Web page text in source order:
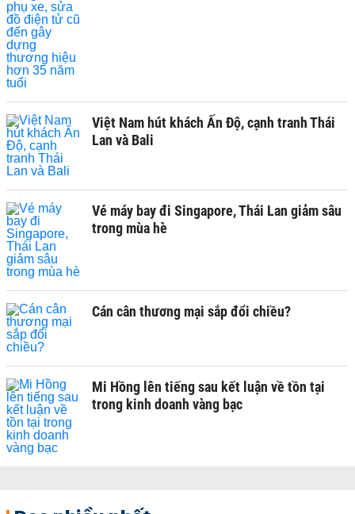
Việt Nam hút khách Ấn Độ, cạnh tranh Thái
Lan và Bali
Vé máy bay đi Singapore, Thái Lan giảm sâu
trong mùa hè
Cán cân thương mại sắp đổi chiều?
Mi Hồng lên tiếng sau kết luận về tồn tại
trong kinh doanh vàng bạc